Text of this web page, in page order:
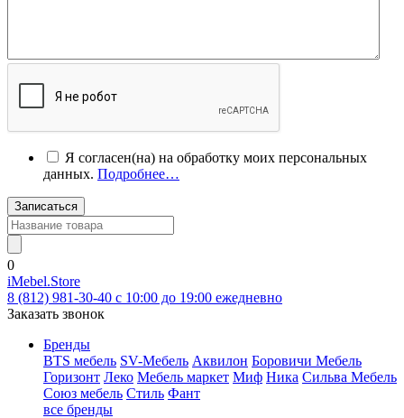
Я согласен(на) на обработку моих персональных
данных. Подробнее…
Записаться
0
iMebel.Store
8 (812) 981-30-40 c 10:00 до 19:00 ежедневно
Заказать звонок
Бренды
BTS мебель SV-Мебель Аквилон Боровичи Мебель
Горизонт Леко Мебель маркет Миф Ника Сильва Мебель
Союз мебель Стиль Фант
все бренды